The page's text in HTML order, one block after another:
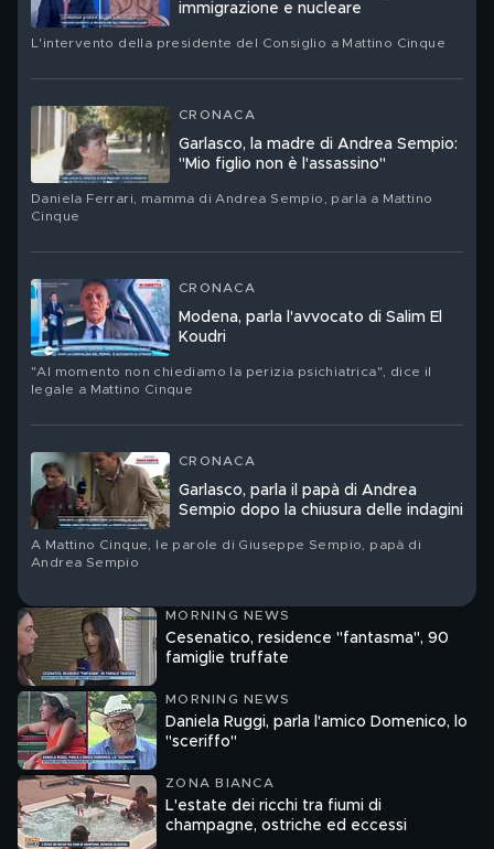
immigrazione e nucleare
L'intervento della presidente del Consiglio a Mattino Cinque
CRONACA
Garlasco, la madre di Andrea Sempio:
"Mio figlio non è l'assassino"
Daniela Ferrari, mamma di Andrea Sempio, parla a Mattino
Cinque
CRONACA
Modena, parla l'avvocato di Salim El
Koudri
"Al momento non chiediamo la perizia psichiatrica", dice il
legale a Mattino Cinque
CRONACA
Garlasco, parla il papà di Andrea
Sempio dopo la chiusura delle indagini
A Mattino Cinque, le parole di Giuseppe Sempio, papà di
Andrea Sempio
MORNING NEWS
Cesenatico, residence "fantasma", 90
famiglie truffate
MORNING NEWS
Daniela Ruggi, parla l'amico Domenico, lo
"sceriffo"
ZONA BIANCA
L'estate dei ricchi tra fiumi di
champagne, ostriche ed eccessi